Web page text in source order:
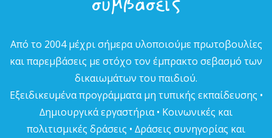
Από το 2004 µέχρι σήµερα υλοποιούµε πρωτοβουλίες
και παρεµβάσεις µε στόχο τον έµπρακτο σεβασµό των
δικαιωµάτων του παιδιού.
Εξειδικευµένα προγράµµατα µη τυπικής εκπαίδευσης •
∆ηµιουργικά εργαστήρια • Κοινωνικές και
πολιτισµικές δράσεις • ∆ράσεις συνηγορίας και